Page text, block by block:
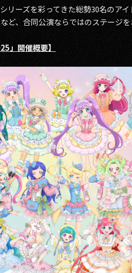
リーズを彩ってきた総勢30名のア
ど、合同公演ならではのステージを
」開催概要】